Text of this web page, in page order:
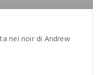
nei noir di Andrew